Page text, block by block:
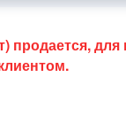
продается,